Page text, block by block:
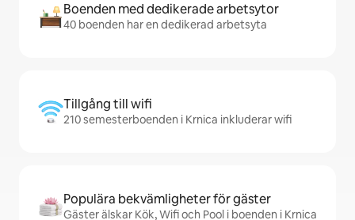
Boenden med dedikerade arbetsytor
40 boenden har en dedikerad arbetsyta
Tillgång till wifi
210 semesterboenden i Krnica inkluderar wifi
Populära bekvämligheter för gäster
Gäster älskar Kök, Wifi och Pool i boenden i Krnica